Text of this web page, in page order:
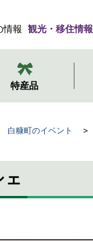
情報 観光・移住情報
特産品
白糠町のイベント
ェ